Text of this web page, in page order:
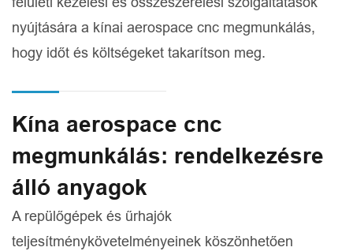
nyújtására a kínai aerospace cnc megmunkálás,
hogy időt és költségeket takarítson meg.
Kína aerospace cnc
megmunkálás: rendelkezésre
álló anyagok
A repülőgépek és űrhajók
teljesítménykövetelményeinek köszönhetően